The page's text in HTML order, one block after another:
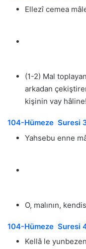
Ellezî cemea
(1-2) Mal
arkadan
kişinin vay hâline!
104-Hümeze Suresi
Yahsebu enne
O, malının,
104-Hümeze Suresi
Kellâ le